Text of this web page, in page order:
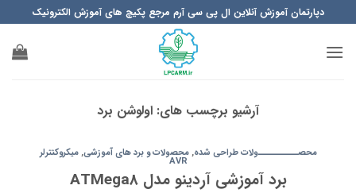
to
content
دپارتمان آموزش آنلاین ال پی سی آرم مرجع پکیچ های آموزش الکترونیک
آرشیو برچسب های: اولوشن برد
محصــــــــــولات طراحی شده,محصولات و برد های آموزشی,میکروکنترلر
AVR
برد آموزشی آردینو مدل ATMega8